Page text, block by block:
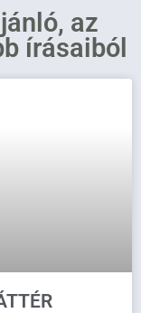
az
írásaiból